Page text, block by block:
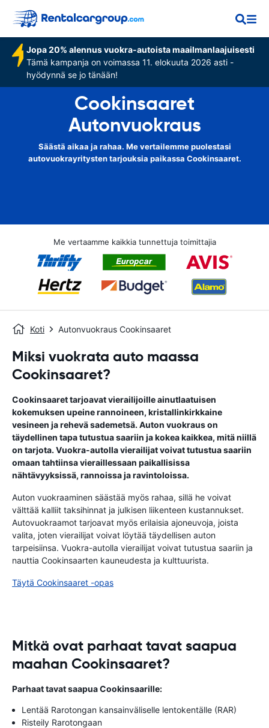
Jopa 20% alennus vuokra-autoista maailmanlaajuisesti
Tämä kampanja on voimassa 11. elokuuta 2026 asti -
hyödynnä se jo tänään!
Cookinsaaret
Autonvuokraus
Säästä aikaa ja rahaa. Me vertailemme puolestasi
autovuokrayritysten tarjouksia paikassa Cookinsaaret.
Me vertaamme kaikkia tunnettuja toimittajia
Koti Autonvuokraus Cookinsaaret
Miksi vuokrata auto maassa
Cookinsaaret?
Cookinsaaret tarjoavat vierailijoille ainutlaatuisen
kokemuksen upeine rannoineen, kristallinkirkkaine
vesineen ja rehevä sademetsä. Auton vuokraus on
täydellinen tapa tutustua saariin ja kokea kaikkea, mitä niillä
on tarjota. Vuokra-autolla vierailijat voivat tutustua saariin
omaan tahtiinsa vieraillessaan paikallisissa
nähtävyyksissä, rannoissa ja ravintoloissa.
Auton vuokraaminen säästää myös rahaa, sillä he voivat
välttää kalliit taksihinnat ja julkisen liikenteen kustannukset.
Autovuokraamot tarjoavat myös erilaisia ​​ajoneuvoja, joista
valita, joten vierailijat voivat löytää täydellisen auton
tarpeisiinsa. Vuokra-autolla vierailijat voivat tutustua saariin ja
nauttia Cookinsaarten kauneudesta ja kulttuurista.
Täytä Cookinsaaret -opas
Mitkä ovat parhaat tavat saapua
maahan Cookinsaaret?
Parhaat tavat saapua Cookinsaarille:
Lentää Rarotongan kansainväliselle lentokentälle (RAR)
Risteily Rarotongaan